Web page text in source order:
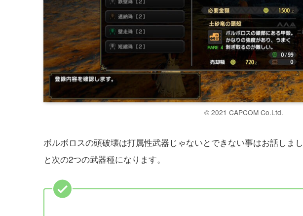
© 2021 CAPCOM Co.Ltd.
ボルボロスの頭破壊は打属性武器じゃないとできない事はお話しま
と次の2つの武器種になります。